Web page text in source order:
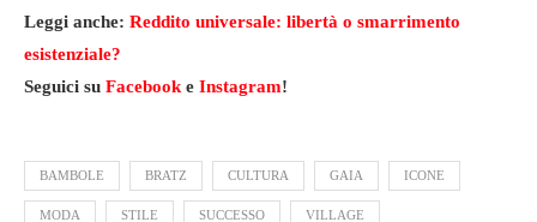
Leggi anche: Reddito universale: libertà o smarrimento
esistenziale?
Seguici su Facebook e Instagram!
BAMBOLE BRATZ CULTURA GAIA ICONE
MODA STILE SUCCESSO VILLAGE